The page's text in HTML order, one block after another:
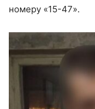
номеру «15-47».